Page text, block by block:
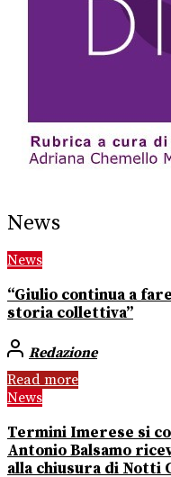
News
News
“Giulio continua a
storia collettiva”
Redazione
Read more
News
Termini Imerese si
Antonio Balsamo
alla chiusura di Notti